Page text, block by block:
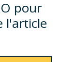
pour
l'article